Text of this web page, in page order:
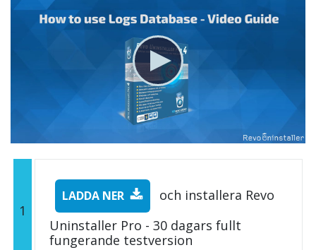
1
LADDA NER
och installera Revo
Uninstaller Pro - 30 dagars fullt
fungerande testversion